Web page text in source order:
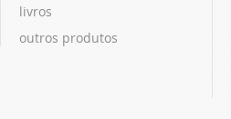
livros
outros produtos